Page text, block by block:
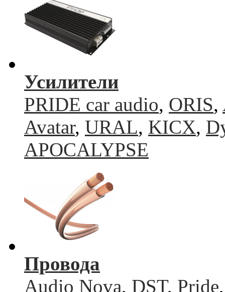
Усилители
PRIDE car audio, ORIS,
Avatar, URAL, KICX,
APOCALYPSE
Провода
Audio Nova, DST, Pride